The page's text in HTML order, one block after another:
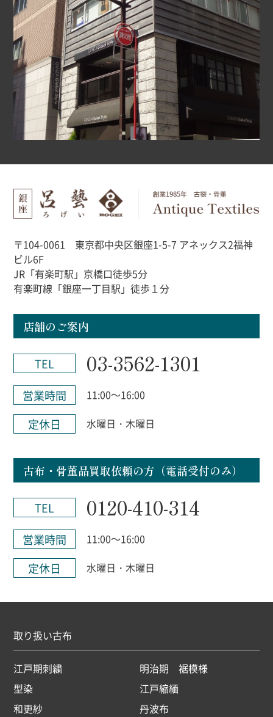
〒104-0061 東京都中央区銀座1-5-7 アネックス2福神
ビル6F
JR「有楽町駅」京橋口徒歩5分
有楽町線「銀座一丁目駅」徒歩１分
店舗のご案内
TEL 03-3562-1301
営業時間 11:00～16:00
定休日 水曜日・木曜日
古布・骨董品買取依頼の方（電話受付のみ）
TEL 0120-410-314
営業時間 11:00～16:00
定休日 水曜日・木曜日
取り扱い古布
江戸期刺繍
明治期 裾模様
型染
江戸縮緬
和更紗
丹波布